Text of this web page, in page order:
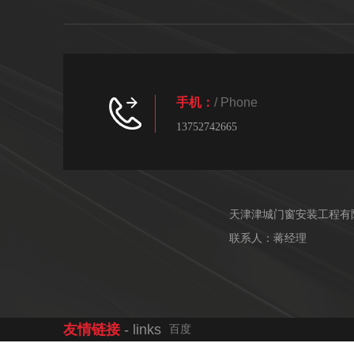
手机： / Phone
13752742665
天津津城门窗安装工程有
联系人：蒋经理
友情链接 - links 百度